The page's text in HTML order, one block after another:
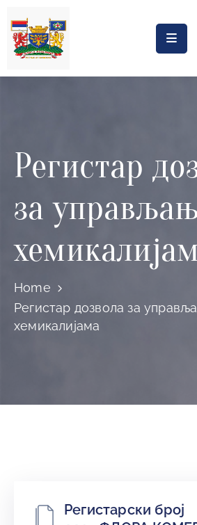
Насловна
Процена
утицаја
Регистри
дивљих
и
програми
Регистар
за
Home
Регистар дозвола за
хемикалијама
Регистарски број